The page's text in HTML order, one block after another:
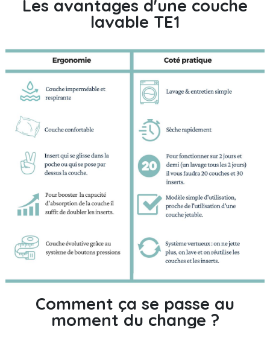
Les avantages d'une couche
lavable TE1
Comment ça se passe au
moment du change ?